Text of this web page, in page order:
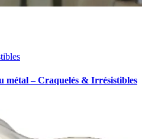
métal – Craquelés & Irrésistibles